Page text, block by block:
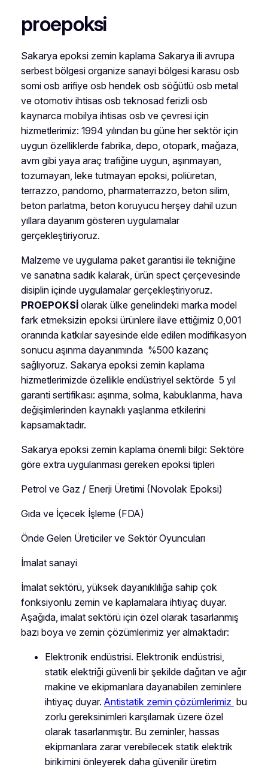
proepoksi
Sakarya epoksi zemin kaplama Sakarya ili avrupa
serbest bölgesi organize sanayi bölgesi karasu osb
somi osb arifiye osb hendek osb söğütlü osb metal
ve otomotiv ihtisas osb teknosad ferizli osb
kaynarca mobilya ihtisas osb ve çevresi için
hizmetlerimiz: 1994 yılından bu güne her sektör için
uygun özelliklerde fabrika, depo, otopark, mağaza,
avm gibi yaya araç trafiğine uygun, aşınmayan,
tozumayan, leke tutmayan epoksi, poliüretan,
terrazzo, pandomo, pharmaterrazzo, beton silim,
beton parlatma, beton koruyucu herşey dahil uzun
yıllara dayanım gösteren uygulamalar
gerçekleştiriyoruz.
Malzeme ve uygulama paket garantisi ile tekniğine
ve sanatına sadık kalarak, ürün spect çerçevesinde
disiplin içinde uygulamalar gerçekleştiriyoruz.
PROEPOKSİolarak ülke genelindeki marka model
fark etmeksizin epoksi ürünlere ilave ettiğimiz 0,001
oranında katkılar sayesinde elde edilen modifikasyon
sonucu aşınma dayanımında %500 kazanç
sağlıyoruz. Sakarya epoksi zemin kaplama
hizmetlerimizde özellikle endüstriyel sektörde 5 yıl
garanti sertifikası: aşınma, solma, kabuklanma, hava
değişimlerinden kaynaklı yaşlanma etkilerini
kapsamaktadır.
Sakarya epoksi zemin kaplama önemli bilgi: Sektöre
göre extra uygulanması gereken epoksi tipleri
Petrol ve Gaz / Enerji Üretimi (Novolak Epoksi)
Gıda ve İçecek İşleme (FDA)
Önde Gelen Üreticiler ve Sektör Oyuncuları
İmalat sanayi
İmalat sektörü, yüksek dayanıklılığa sahip çok
fonksiyonlu zemin ve kaplamalara ihtiyaç duyar.
Aşağıda, imalat sektörü için özel olarak tasarlanmış
bazı boya ve zemin çözümlerimiz yer almaktadır:
Elektronik endüstrisi. Elektronik endüstrisi,
statik elektriği güvenli bir şekilde dağıtan ve ağır
makine ve ekipmanlara dayanabilen zeminlere
ihtiyaç duyar. Antistatik zemin çözümlerimiz bu
zorlu gereksinimleri karşılamak üzere özel
olarak tasarlanmıştır. Bu zeminler, hassas
ekipmanlara zarar verebilecek statik elektrik
birikimini önleyerek daha güvenilir üretim